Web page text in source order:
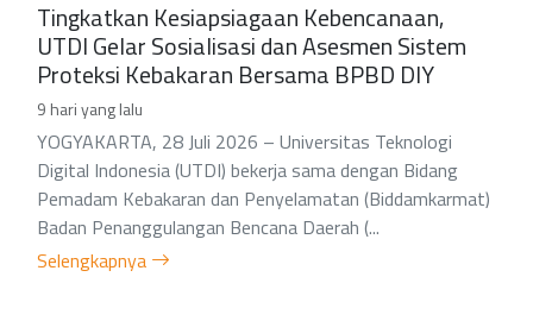
Tingkatkan Kesiapsiagaan Kebencanaan,
UTDI Gelar Sosialisasi dan Asesmen Sistem
Proteksi Kebakaran Bersama BPBD DIY
9 hari yang lalu
YOGYAKARTA, 28 Juli 2026 – Universitas Teknologi
Digital Indonesia (UTDI) bekerja sama dengan Bidang
Pemadam Kebakaran dan Penyelamatan (Biddamkarmat)
Badan Penanggulangan Bencana Daerah (...
Selengkapnya